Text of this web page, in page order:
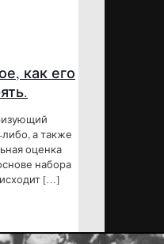
как его
а также
оценка
набора
[…]